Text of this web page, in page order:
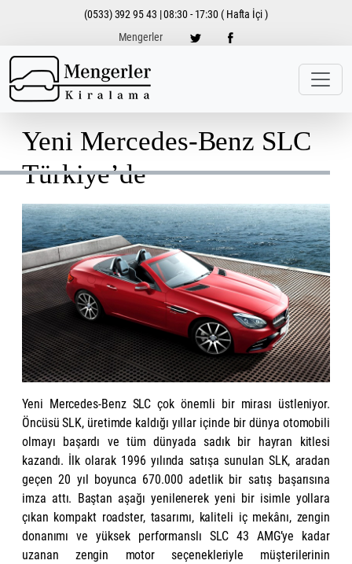
(0533) 392 95 43 | 08:30 - 17:30 ( Hafta İçi )
Mengerler
Yeni Mercedes-Benz SLC
Türkiye’de
Yeni Mercedes-Benz SLC çok önemli bir mirası üstleniyor.
Öncüsü SLK, üretimde kaldığı yıllar içinde bir dünya otomobili
olmayı başardı ve tüm dünyada sadık bir hayran kitlesi
kazandı. İlk olarak 1996 yılında satışa sunulan SLK, aradan
geçen 20 yıl boyunca 670.000 adetlik bir satış başarısına
imza attı. Baştan aşağı yenilenerek yeni bir isimle yollara
çıkan kompakt roadster, tasarımı, kaliteli iç mekânı, zengin
donanımı ve yüksek performanslı SLC 43 AMG’ye kadar
uzanan zengin motor seçenekleriyle müşterilerinin